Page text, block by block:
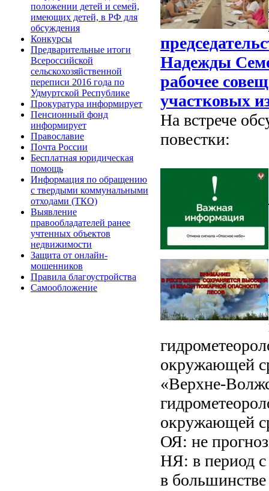
положении детей и семей,
имеющих детей, в РФ для
обсуждения
Конкурсы
Предварительные итоги
Всероссийской
сельскохозяйственной
переписи 2016 года по
Удмуртской Республике
Прокуратура информирует
Пенсионный фонд
информирует
Православие
Почта России
Бесплатная юридическая
помощь
Информация по обращению
с твердыми коммунальными
отходами (ТКО)
Выявление
правообладателей ранее
учтенных объектов
недвижимости
Защита от онлайн-
мошенников
Правила благоустройства
Самообложение
Надежды
рабочее
участковых
На встрече
повестки:
окружающей
«Верхне-
окружающей
ОЯ: не
НЯ: в период с
в